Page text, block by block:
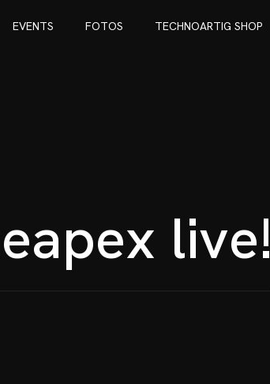
EVENTS FOTOS TECHNOARTIG SHOP
eapex live!